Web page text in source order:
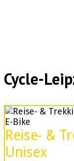
Cycle-
E-Bike
Reise- &
Unisex